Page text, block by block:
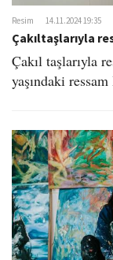
Resim 14.11.2024 19:35
Çakıltaşlarıyla
Çakıl taşlarıyla
yaşındaki